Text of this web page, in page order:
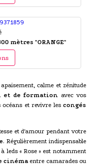
mètres "ORANGE"
calme et zénitude
et de formation avec vos
et revivre les congés
et d'amour pendant votre
. Régulièrement indispensable
leds « Rose » est notamment
cinémaentre camarades ou